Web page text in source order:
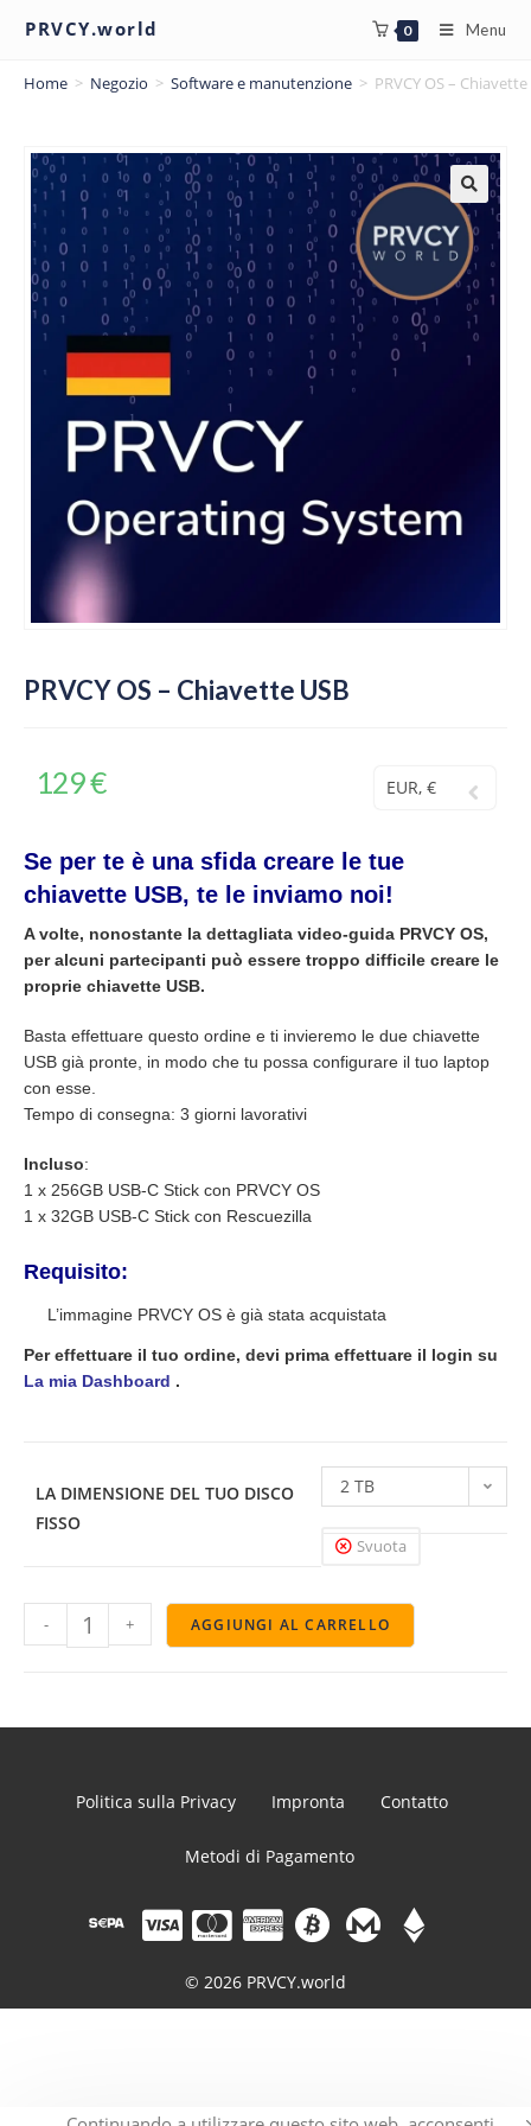
PRVCY.world 0 Menu
Home > Negozio > Software e manutenzione > PRVCY OS – Chiavette
PRVCY OS – Chiavette USB
129€ EUR, €
Se per te è una sfida creare le tue
chiavette USB, te le inviamo noi!
A volte, nonostante la dettagliata video-guida PRVCY OS,
per alcuni partecipanti può essere troppo difficile creare le
proprie chiavette USB.
Basta effettuare questo ordine e ti invieremo le due chiavette
USB già pronte, in modo che tu possa configurare il tuo laptop
con esse.
Tempo di consegna: 3 giorni lavorativi
Incluso:
1 x 256GB USB-C Stick con PRVCY OS
1 x 32GB USB-C Stick con Rescuezilla
Requisito:
L’immagine PRVCY OS è già stata acquistata
Per effettuare il tuo ordine, devi prima effettuare il login su
La mia Dashboard .
LA DIMENSIONE DEL TUO DISCO
FISSO
2 TB
Svuota
- + AGGIUNGI AL CARRELLO
Politica sulla Privacy Impronta Contatto
Metodi di Pagamento
© 2026 PRVCY.world